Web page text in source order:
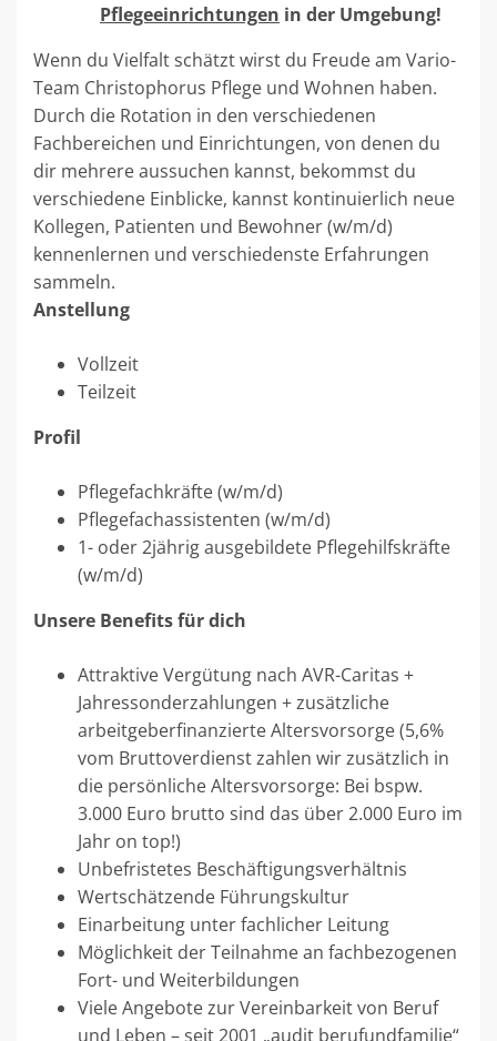
Pflegeeinrichtungen in der Umgebung!
Wenn du Vielfalt schätzt wirst du Freude am Vario-
Team Christophorus Pflege und Wohnen haben.
Durch die Rotation in den verschiedenen
Fachbereichen und Einrichtungen, von denen du
dir mehrere aussuchen kannst, bekommst du
verschiedene Einblicke, kannst kontinuierlich neue
Kollegen, Patienten und Bewohner (w/m/d)
kennenlernen und verschiedenste Erfahrungen
sammeln.
Anstellung
Vollzeit
Teilzeit
Profil
Pflegefachkräfte (w/m/d)
Pflegefachassistenten (w/m/d)
1- oder 2jährig ausgebildete Pflegehilfskräfte
(w/m/d)
Unsere Benefits für dich
Attraktive Vergütung nach AVR-Caritas +
Jahressonderzahlungen + zusätzliche
arbeitgeberfinanzierte Altersvorsorge (5,6%
vom Bruttoverdienst zahlen wir zusätzlich in
die persönliche Altersvorsorge: Bei bspw.
3.000 Euro brutto sind das über 2.000 Euro im
Jahr on top!)
Unbefristetes Beschäftigungsverhältnis
Wertschätzende Führungskultur
Einarbeitung unter fachlicher Leitung
Möglichkeit der Teilnahme an fachbezogenen
Fort- und Weiterbildungen
Viele Angebote zur Vereinbarkeit von Beruf
und Leben – seit 2001 „audit berufundfamilie“